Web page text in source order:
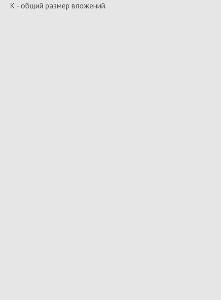
К - общий размер вложений.